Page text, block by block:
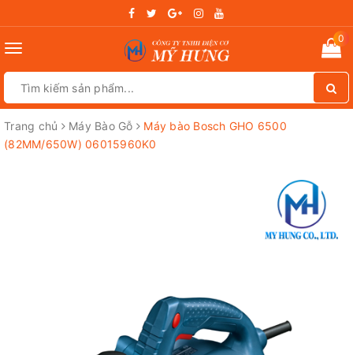
Toggle
0
Trang chủ Máy Bào Gỗ
Máy bào Bosch GHO 6500
(82MM/650W) 06015960K0